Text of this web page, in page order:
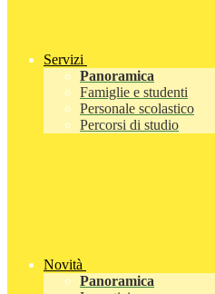
Servizi
Panoramica
Famiglie e studenti
Personale scolastico
Percorsi di studio
Novità
Panoramica